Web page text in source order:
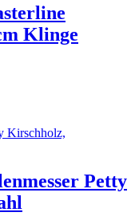
Klinge
Petty